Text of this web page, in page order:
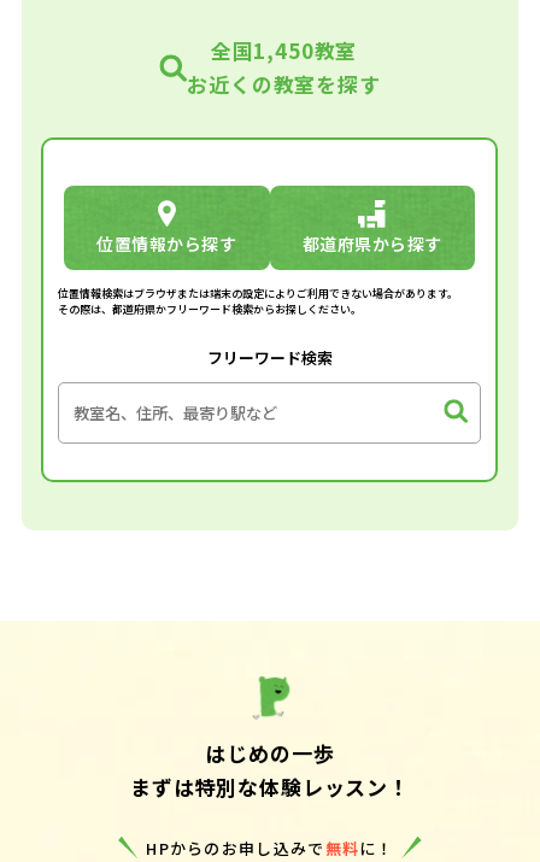
全国1,450教室
お近くの教室を探す
位置情報から探す 都道府県から探す
位置情報検索はブラウザまたは端末の設定によりご利用できない場合があります。
その際は、都道府県かフリーワード検索からお探しください。
フリーワード検索
はじめの一歩
まずは特別な体験レッスン！
HPからのお申し込みで無料に！